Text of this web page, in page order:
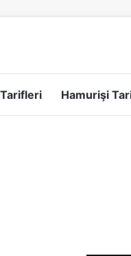
Hamurişi